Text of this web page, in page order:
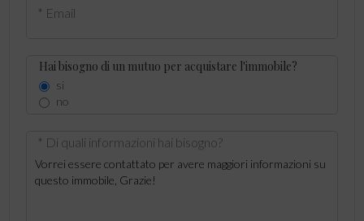
* Email
Hai bisogno di un mutuo per acquistare l'immobile?
si
no
* Di quali informazioni hai bisogno?